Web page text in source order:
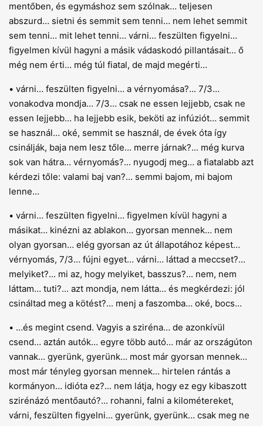
mentőben, és egymáshoz sem szólnak… teljesen
abszurd… sietni és semmit sem tenni… nem lehet semmit
sem tenni… mit lehet tenni… várni… feszülten figyelni…
figyelmen kívül hagyni a másik vádaskodó pillantásait… ő
még nem érti… még túl fiatal, de majd megérti…
• várni… feszülten figyelni… a vérnyomása?... 7/3…
vonakodva mondja… 7/3… csak ne essen lejjebb, csak ne
essen lejjebb… ha lejjebb esik, beköti az infúziót… semmit
se használ… oké, semmit se használ, de évek óta így
csinálják, baja nem lesz tőle… merre járnak?... még kurva
sok van hátra… vérnyomás?... nyugodj meg… a fiatalabb azt
kérdezi tőle: valami baj van?... semmi bajom, mi bajom
lenne…
• várni… feszülten figyelni… figyelmen kívül hagyni a
másikat… kinézni az ablakon… gyorsan mennek… nem
olyan gyorsan… elég gyorsan az út állapotához képest…
vérnyomás, 7/3… fújni egyet… várni… láttad a meccset?...
melyiket?... mi az, hogy melyiket, basszus?... nem, nem
láttam… tuti?... azt mondja, nem látta… és megkérdezi: jól
csináltad meg a kötést?... menj a faszomba… oké, bocs…
• …és megint csend. Vagyis a sziréna… de azonkívül
csend… aztán autók… egyre több autó… már az országúton
vannak… gyerünk, gyerünk… most már gyorsan mennek…
most már tényleg gyorsan mennek… hirtelen rántás a
kormányon… idióta ez?... nem látja, hogy ez egy kibaszott
szirénázó mentőautó?... rohanni, falni a kilométereket,
várni, feszülten figyelni… gyerünk, gyerünk… csak meg ne